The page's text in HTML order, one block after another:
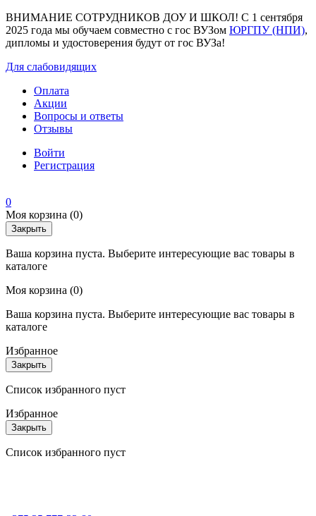
ВНИМАНИЕ СОТРУДНИКОВ ДОУ И ШКОЛ! С 1 сентября
2025 года мы обучаем совместно с гос ВУЗом ЮРГПУ (НПИ),
дипломы и удостоверения будут от гос ВУЗа!
Для слабовидящих
Оплата
Акции
Вопросы и ответы
Отзывы
Войти
Регистрация
0
Моя корзина (0)
Закрыть
Ваша корзина пуста. Выберите интересующие вас товары в
каталоге
Моя корзина (0)
Ваша корзина пуста. Выберите интересующие вас товары в
каталоге
Избранное
Закрыть
Список избранного пуст
Избранное
Закрыть
Список избранного пуст